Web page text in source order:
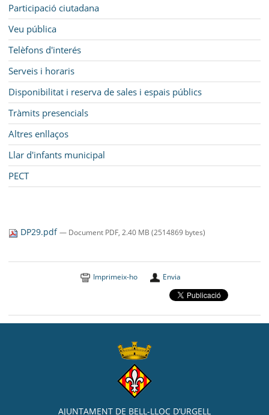
Participació ciutadana
Veu pública
Telèfons d'interés
Serveis i horaris
Disponibilitat i reserva de sales i espais públics
Tràmits presencials
Altres enllaços
Llar d'infants municipal
PECT
DP29.pdf— Document PDF, 2.40 MB (2514869 bytes)
Imprimeix-ho Envia
AJUNTAMENT DE BELL-LLOC D’URGELL